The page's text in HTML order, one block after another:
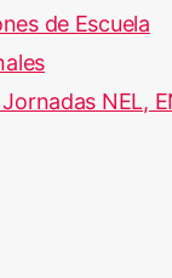
de Escuela
NEL,